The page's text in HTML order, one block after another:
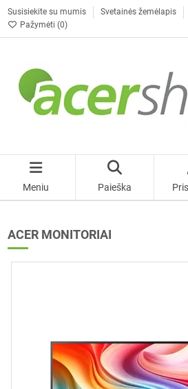
Susisiekite su mumis Svetainės žemėlapis
Pažymėti (0)
Meniu Paieška
ACER MONITORIAI